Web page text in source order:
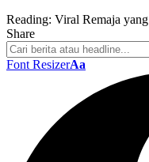
Reading: Viral Remaja
Share
Font ResizerAa